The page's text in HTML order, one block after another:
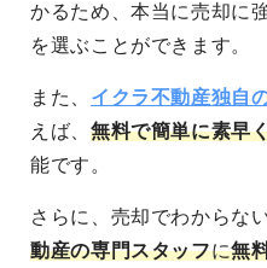
かるため、本当に売却に
を選ぶことができます。
また、 イクラ不動産独自
えば、 無料で簡単に素早
能です。
さらに、売却でわからな
動産の専門スタッフに無